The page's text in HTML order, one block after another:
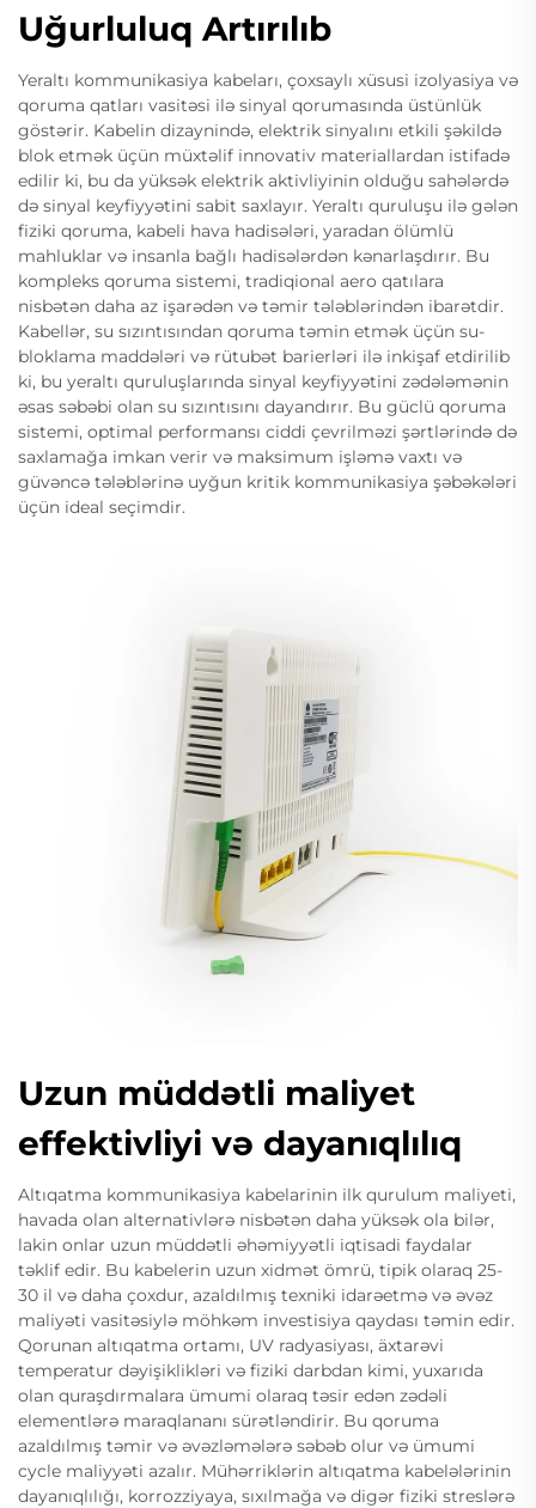
Uğurluluq Artırılıb
Yeraltı kommunikasiya kabeları, çoxsaylı xüsusi izolyasiya və
qoruma qatları vasitəsi ilə sinyal qorumasında üstünlük
göstərir. Kabelin dizaynində, elektrik sinyalını etkili şəkildə
blok etmək üçün müxtəlif innovativ materiallardan istifadə
edilir ki, bu da yüksək elektrik aktivliyinin olduğu sahələrdə
də sinyal keyfiyyətini sabit saxlayır. Yeraltı quruluşu ilə gələn
fiziki qoruma, kabeli hava hadisələri, yaradan ölümlü
mahluklar və insanla bağlı hadisələrdən kənarlaşdırır. Bu
kompleks qoruma sistemi, tradiqional aero qatılara
nisbətən daha az işarədən və təmir tələblərindən ibarətdir.
Kabellər, su sızıntısından qoruma təmin etmək üçün su-
bloklama maddələri və rütubət barierləri ilə inkişaf etdirilib
ki, bu yeraltı quruluşlarında sinyal keyfiyyətini zədələmənin
əsas səbəbi olan su sızıntısını dayandırır. Bu güclü qoruma
sistemi, optimal performansı ciddi çevrilməzi şərtlərində də
saxlamağa imkan verir və maksimum işləmə vaxtı və
güvəncə tələblərinə uyğun kritik kommunikasiya şəbəkələri
üçün ideal seçimdir.
Uzun müddətli maliyet
effektivliyi və dayanıqlılıq
Altıqatma kommunikasiya kabelarinin ilk qurulum maliyeti,
havada olan alternativlərə nisbətən daha yüksək ola bilər,
lakin onlar uzun müddətli əhəmiyyətli iqtisadi faydalar
təklif edir. Bu kabelerin uzun xidmət ömrü, tipik olaraq 25-
30 il və daha çoxdur, azaldılmış texniki idarəetmə və əvəz
maliyəti vasitəsiylə möhkəm investisiya qaydası təmin edir.
Qorunan altıqatma ortamı, UV radyasiyası, äxtarəvi
temperatur dəyişiklikləri və fiziki darbdan kimi, yuxarıda
olan quraşdırmalara ümumi olaraq təsir edən zədəli
elementlərə maraqlananı sürətləndirir. Bu qoruma
azaldılmış təmir və əvəzləmələrə səbəb olur və ümumi
cycle maliyyəti azalır. Mühərriklərin altıqatma kabelələrinin
dayanıqlılığı, korrozziyaya, sıxılmağa və digər fiziki streslərə